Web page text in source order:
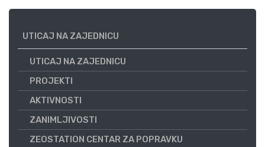
UTICAJ NA ZAJEDNICU
UTICAJ NA ZAJEDNICU
PROJEKTI
AKTIVNOSTI
ZANIMLJIVOSTI
ZEOSTATION CENTAR ZA POPRAVKU